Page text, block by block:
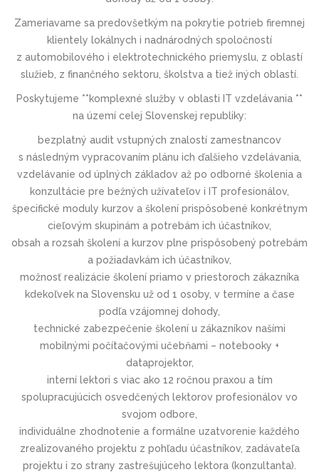
Zameriavame sa predovšetkým na pokrytie potrieb firemnej
klientely lokálnych i nadnárodných spoločností
z automobilového i elektrotechnic­kého priemyslu, z oblastí
služieb, z finančného sektoru, školstva a tiež iných oblastí.
Poskytujeme **komplexné služby v oblasti IT vzdelávania **
na území celej Slovenskej republiky:
bezplatný audit vstupných znalostí zamestnancov
s následným vypracovaním plánu ich ďalšieho vzdelávania,
vzdelávanie od úplných základov až po odborné školenia a
konzultácie pre bežných užívateľov i IT profesionálov,
špecifické moduly kurzov a školení prispôsobené konkrétnym
cieľovým skupinám a potrebám ich účastníkov,
obsah a rozsah školení a kurzov plne prispôsobený potrebám
a požiadavkám ich účastníkov,
možnosť realizácie školení priamo v priestoroch zákazníka
kdekoľvek na Slovensku už od 1 osoby, v termíne a čase
podľa vzájomnej dohody,
technické zabezpečenie školení u zákazníkov našími
mobilnými počítačovými učebňami – notebooky +
dataprojektor,
interní lektori s viac ako 12 ročnou praxou a tím
spolupracujúcich osvedčených lektorov profesionálov vo
svojom odbore,
individuálne zhodnotenie a formálne uzatvorenie každého
zrealizovaného projektu z pohľadu účastníkov, zadávateľa
projektu i zo strany zastrešujúceho lektora (konzultanta).